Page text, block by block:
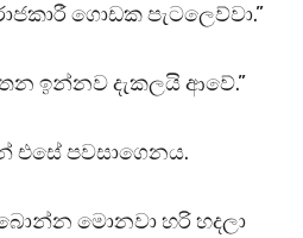
ගොඩක පැටලෙව්වා.”
ඉන්නව දැකලයි ආවේ.”
එසේ පවසාගෙනය.
මොනවා හරි හදලා